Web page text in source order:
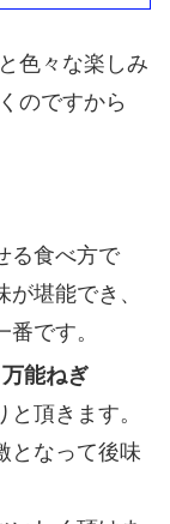
色々な楽しみ
のですから
る食べ方で
堪能でき、
です。
能ねぎ
頂きます。
となって後味